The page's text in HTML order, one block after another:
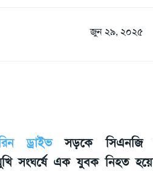
জুন ২৯, ২০২৫
ড্রাইভসড়কে সিএনজি
সংঘর্ষে এক যুবক নিহত